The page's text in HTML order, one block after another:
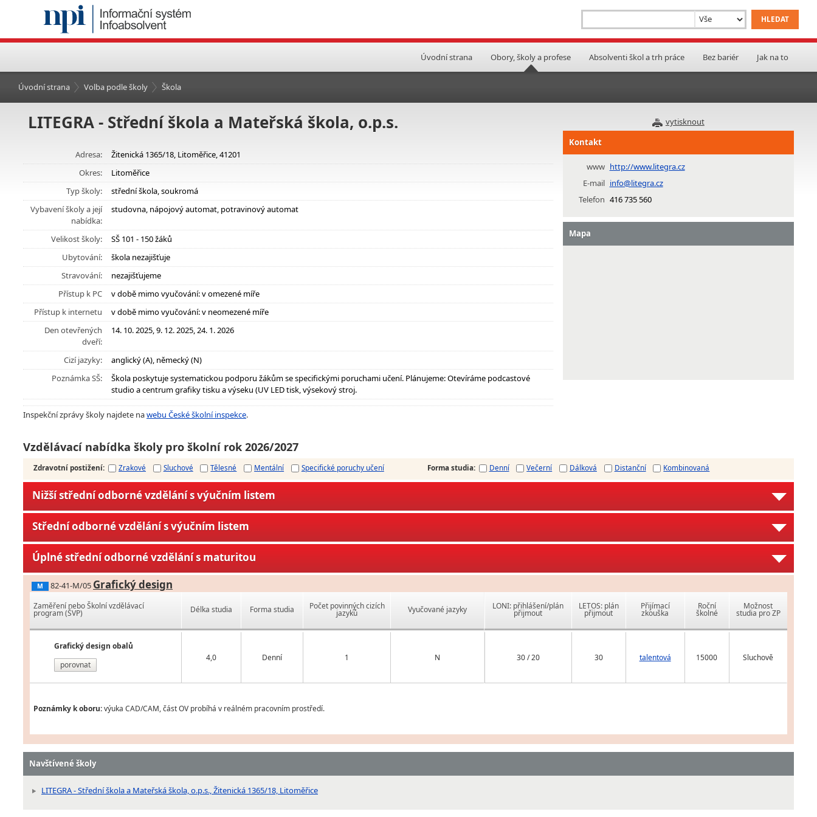
Úvodní strana Obory, školy a profese Absolventi škol a trh práce Bez bariér Jak na to
Úvodní strana Volba podle školy Škola
vytisknout
LITEGRA - Střední škola a Mateřská škola, o.p.s.
Adresa:
Žitenická 1365/18, Litoměřice, 41201
Okres:
Litoměřice
Typ školy:
střední škola, soukromá
Vybavení školy a její
nabídka:
studovna, nápojový automat, potravinový automat
Velikost školy:
SŠ 101 - 150 žáků
Ubytování:
škola nezajišťuje
Stravování:
nezajišťujeme
Přístup k PC
v době mimo vyučování: v omezené míře
Přístup k internetu
v době mimo vyučování: v neomezené míře
Den otevřených
dveří:
14. 10. 2025, 9. 12. 2025, 24. 1. 2026
Cizí jazyky:
anglický (A), německý (N)
Poznámka SŠ:
Škola poskytuje systematickou podporu žákům se specifickými poruchami učení. Plánujeme: Otevíráme podcastové
studio a centrum grafiky tisku a výseku (UV LED tisk, výsekový stroj.
Inspekční zprávy školy najdete nawebu České školní inspekce.
Kontakt
www http://www.litegra.cz
E-mail info@litegra.cz
Telefon 416 735 560
Mapa
Vzdělávací nabídka školy pro školní rok 2026/2027
Zdravotní postižení: Zrakové Sluchové Tělesné Mentální Specifické poruchy učení Forma studia: Denní Večerní Dálková Distanční Kombinovaná
Nižší střední odborné vzdělání s výučním listem
Střední odborné vzdělání s výučním listem
Úplné střední odborné vzdělání s maturitou
M 82-41-M/05 Grafický design
Zaměření nebo Školní vzdělávací
program (ŠVP)
Grafický design obalů
porovnat
Délka studia Forma studia Počet povinných cizích
jazyků Vyučované jazyky
4,0 Denní 1 N
LONI: přihlášení/plán
přijmout
LETOS: plán
přijmout
Přijímací
zkouška
Roční
školné
Možnost
studia pro ZP
30 / 20 30 talentová 15000 Sluchově
Poznámky k oboru:výuka CAD/CAM, část OV probíhá v reálném pracovním prostředí.
Navštívené školy
LITEGRA - Střední škola a Mateřská škola, o.p.s., Žitenická 1365/18, Litoměřice